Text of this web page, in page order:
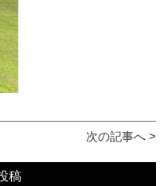
次の記事へ >
稿